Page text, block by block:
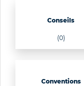
Conseils
(0)
Conventions